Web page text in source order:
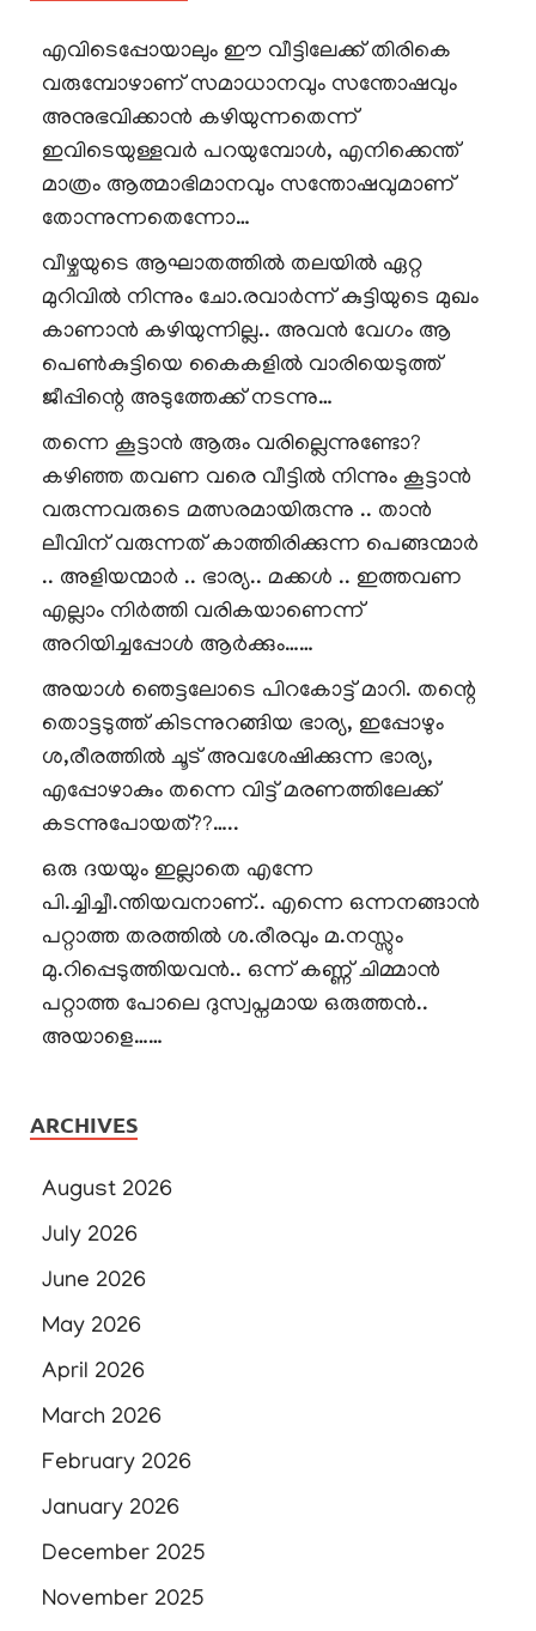
എവിടെപ്പോയാലും ഈ വീട്ടിലേക്ക് തിരികെ
വരുമ്പോഴാണ് സമാധാനവും സന്തോഷവും
അനുഭവിക്കാൻ കഴിയുന്നതെന്ന്
ഇവിടെയുള്ളവർ പറയുമ്പോൾ, എനിക്കെന്ത്
മാത്രം ആത്മാഭിമാനവും സന്തോഷവുമാണ്
തോന്നുന്നതെന്നോ…
വീഴ്ചയുടെ ആഘാതത്തിൽ തലയിൽ ഏറ്റ
മുറിവിൽ നിന്നും ചോ.രവാർന്ന് കുട്ടിയുടെ മുഖം
കാണാൻ കഴിയുന്നില്ല.. അവൻ വേഗം ആ
പെൺകുട്ടിയെ കൈകളിൽ വാരിയെടുത്ത്
ജീപ്പിന്റെ അടുത്തേക്ക് നടന്നു…
തന്നെ കൂട്ടാൻ ആരും വരില്ലെന്നുണ്ടോ?
കഴിഞ്ഞ തവണ വരെ വീട്ടിൽ നിന്നും കൂട്ടാൻ
വരുന്നവരുടെ മത്സരമായിരുന്നു .. താൻ
ലീവിന് വരുന്നത് കാത്തിരിക്കുന്ന പെങ്ങന്മാർ
.. അളിയന്മാർ .. ഭാര്യ.. മക്കൾ .. ഇത്തവണ
എല്ലാം നിർത്തി വരികയാണെന്ന്
അറിയിച്ചപ്പോൾ ആർക്കും……
അയാൾ ഞെട്ടലോടെ പിറകോട്ട് മാറി. തന്റെ
തൊട്ടടുത്ത് കിടന്നുറങ്ങിയ ഭാര്യ, ഇപ്പോഴും
ശ,രീരത്തിൽ ചൂട് അവശേഷിക്കുന്ന ഭാര്യ,
എപ്പോഴാകും തന്നെ വിട്ട് മരണത്തിലേക്ക്
കടന്നുപോയത്??…..
ഒരു ദയയും ഇല്ലാതെ എന്നേ
പി.ച്ചിച്ചീ.ന്തിയവനാണ്.. എന്നെ ഒന്നനങ്ങാൻ
പറ്റാത്ത തരത്തിൽ ശ.രീരവും മ.നസ്സും
മു.റിപ്പെടുത്തിയവൻ.. ഒന്ന് കണ്ണ് ചിമ്മാൻ
പറ്റാത്ത പോലെ ദുസ്വപ്നമായ ഒരുത്തൻ..
അയാളെ……
ARCHIVES
August 2026
July 2026
June 2026
May 2026
April 2026
March 2026
February 2026
January 2026
December 2025
November 2025